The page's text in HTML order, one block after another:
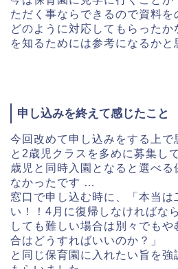
ただく事ならできるので資料を
どのように対応してもらったか
を知るためには参考になるかと
申し込みを終えて感じたこと
今回改めて申し込みをする上で
と2歳児クラスを多めに募集し
歳児と同時入園となると選べ
なかったです …
窓口で申し込む時に、「本当は
い！！ 4月に復帰しなければな
しても難しい場合は別々でも
合はどうすればいいのか？」
と同じ保育園に入れたい旨を強